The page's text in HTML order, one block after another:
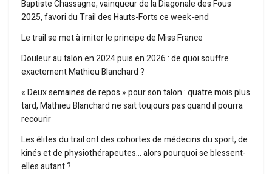
Baptiste Chassagne, vainqueur de la Diagonale des Fous
2025, favori du Trail des Hauts-Forts ce week-end
Le trail se met à imiter le principe de Miss France
Douleur au talon en 2024 puis en 2026 : de quoi souffre
exactement Mathieu Blanchard ?
« Deux semaines de repos » pour son talon : quatre mois plus
tard, Mathieu Blanchard ne sait toujours pas quand il pourra
recourir
Les élites du trail ont des cohortes de médecins du sport, de
kinés et de physiothérapeutes… alors pourquoi se blessent-
elles autant ?